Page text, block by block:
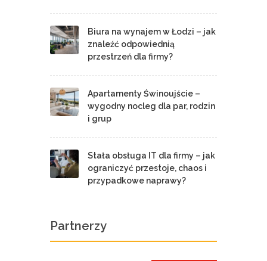
Biura na wynajem w Łodzi – jak
znaleźć odpowiednią
przestrzeń dla firmy?
Apartamenty Świnoujście –
wygodny nocleg dla par, rodzin
i grup
Stała obsługa IT dla firmy – jak
ograniczyć przestoje, chaos i
przypadkowe naprawy?
Partnerzy